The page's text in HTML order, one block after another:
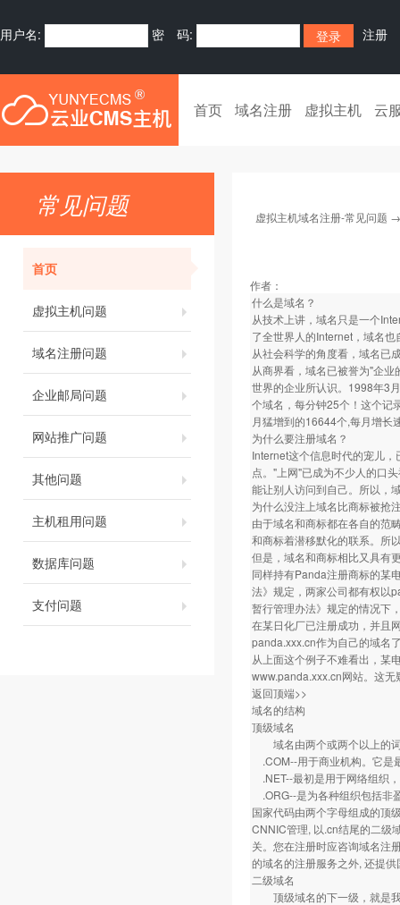
用户名: 密 码: 注册
首页 域名注册 虚拟主机 云
常见问题
首页
虚拟主机问题
域名注册问题
企业邮局问题
网站推广问题
其他问题
主机租用问题
数据库问题
支付问题
虚拟主机域名注册-常见问题
作者：
什么是域名？
从技术上讲，域名只是一个
了全世界人的Internet，域名
从社会科学的角度看，域名已
从商界看，域名已被誉为"企
世界的企业所认识。1998年3
个域名，每分钟25个！这个记
月猛增到的16644个,每月增长
为什么要注册域名？
Internet这个信息时代的宠儿
点。"上网"已成为不少人的口
能让别人访问到自己。所以，
为什么没注上域名比商标被抢
由于域名和商标都在各自的范
和商标着潜移默化的联系。所
但是，域名和商标相比又具有
同样持有Panda注册商标的某
法》规定，两家公司都有权以
暂行管理办法》规定的情况下
在某日化厂已注册成功，并且
panda.xxx.cn作为自己的域名
从上面这个例子不难看出，某
www.panda.xxx.cn网站。这无
返回顶端>>
域名的结构
顶级域名
域名由两个或两个以上的词
.COM--用于商业机构。它是
.NET--最初是用于网络组织
.ORG--是为各种组织包括非
国家代码由两个字母组成的顶
CNNIC管理, 以.cn结尾的二级
关。您在注册时应咨询域名注
的域名的注册服务之外, 还提
二级域名
顶级域名的下一级，就是我